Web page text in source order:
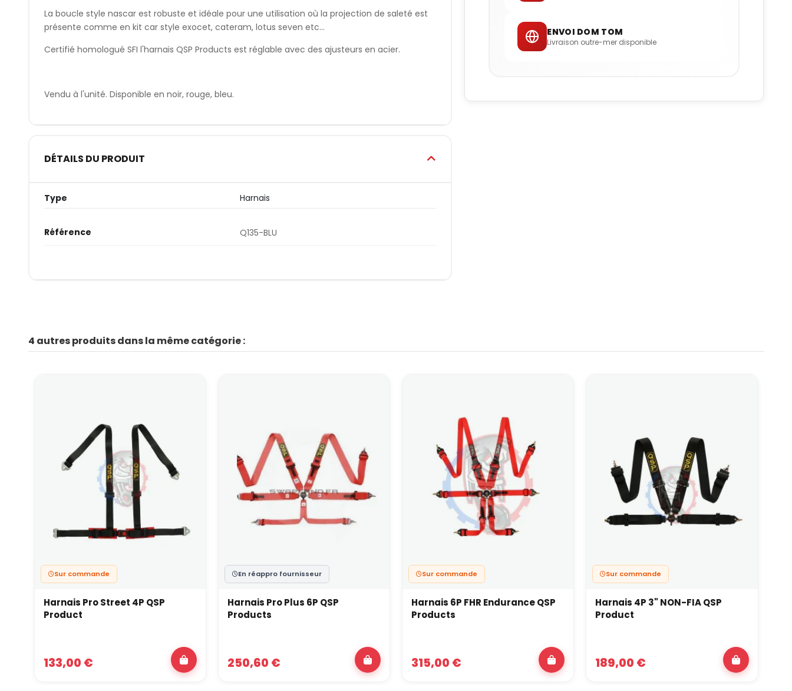
La boucle style nascar est robuste et idéale pour une utilisation où la projection de saleté est
présente comme en kit car style exocet, cateram, lotus seven etc...
Certifié homologué SFI l'harnais QSP Products est réglable avec des ajusteurs en acier.
Vendu à l'unité. Disponible en noir, rouge, bleu.
DÉTAILS DU PRODUIT
Type Harnais
Référence Q135-BLU
ENVOI DOM TOM
Livraison outre-mer disponible
4 autres produits dans la même catégorie :
Sur commande
Harnais Pro Street 4P QSP
Product
133,00 €
En réappro fournisseur
Harnais Pro Plus 6P QSP
Products
250,60 €
Sur commande
Harnais 6P FHR Endurance QSP
Products
315,00 €
Sur commande
Harnais 4P 3" NON-FIA QSP
Product
189,00 €